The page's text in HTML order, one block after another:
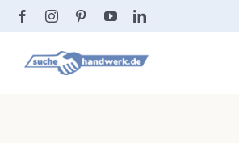
Zum
springen
Passwort vergessen?